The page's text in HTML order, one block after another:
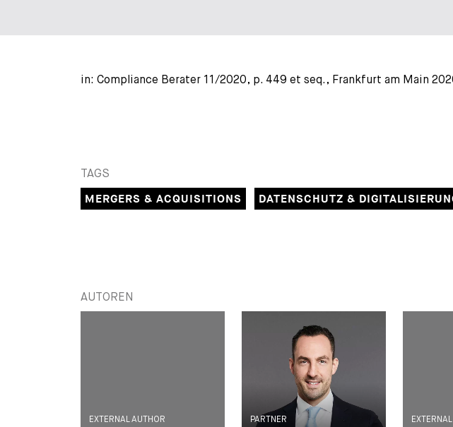
in: Compliance Berater 11/2020, p. 449 et seq., Frankfurt am Main
TAGS
MERGERS & ACQUISITIONS
DATENSCHUTZ &
AUTOREN
EXTERNAL AUTHOR PARTNER